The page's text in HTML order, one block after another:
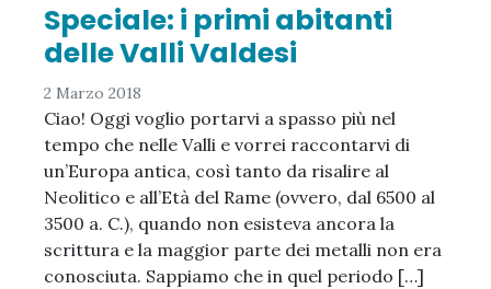
Speciale: i primi abitanti
delle Valli Valdesi
2 Marzo 2018
Ciao! Oggi voglio portarvi a spasso più nel
tempo che nelle Valli e vorrei raccontarvi di
un’Europa antica, così tanto da risalire al
Neolitico e all’Età del Rame (ovvero, dal 6500 al
3500 a. C.), quando non esisteva ancora la
scrittura e la maggior parte dei metalli non era
conosciuta. Sappiamo che in quel periodo […]